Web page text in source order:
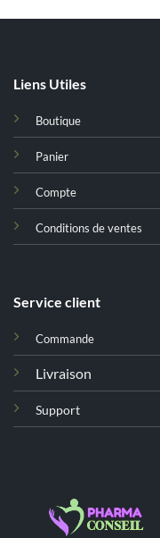
Liens Utiles
Boutique
Panier
Compte
Conditions de ventes
Service client
Commande
Livraison
Support